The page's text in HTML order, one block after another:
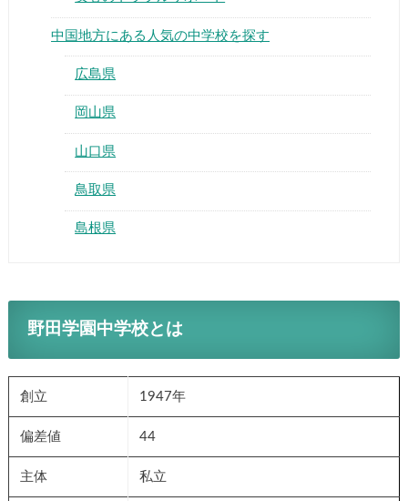
▶
中国地方にある人気の中学校を探す
広島県
岡山県
山口県
鳥取県
島根県
野田学園中学校とは
創立 1947年
偏差値 44
主体 私立